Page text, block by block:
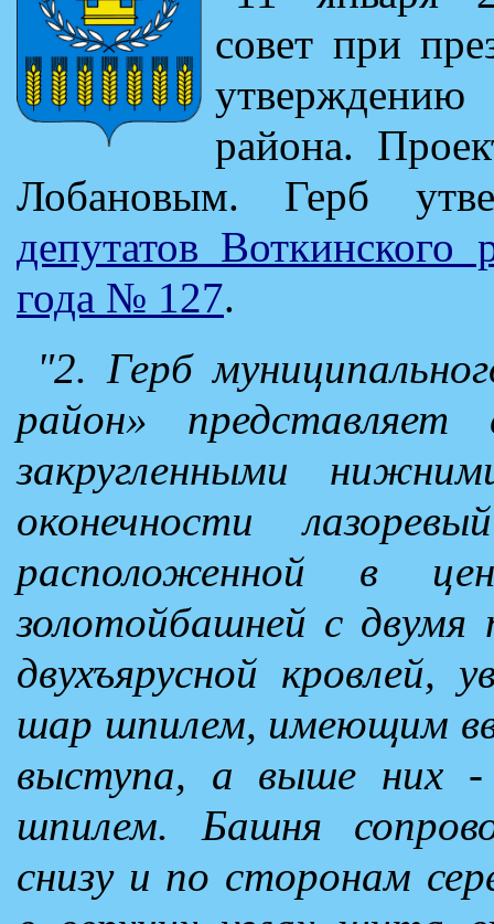
совет при
района.
Лобановым. Герб
депутатов
года № 127.
"2. Герб
район» представляет
закругленными
оконечности
расположенной в
золотойбашней с двумя
двухъярусной кровлей,
шар шпилем, имеющим
выступа, а выше них -
шпилем. Башня
снизу и по сторонам